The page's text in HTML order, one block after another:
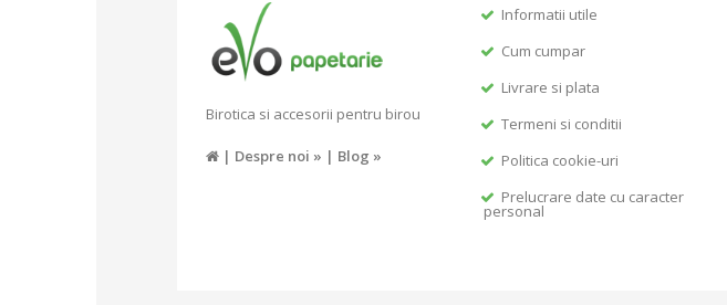
Birotica si accesorii pentru birou
| Despre noi » | Blog »
Informatii utile
Cum cumpar
Livrare si plata
Termeni si conditii
Politica cookie-uri
Prelucrare date cu caracter
personal